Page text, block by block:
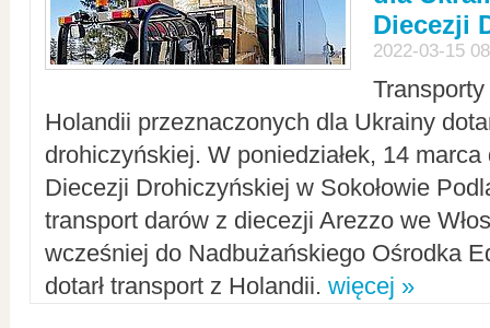
Diecezji
2022-03-15
Holandii przeznaczonych dla Ukrainy
drohiczyńskiej. W poniedziałek, 14
Diecezji Drohiczyńskiej w Sokołowie
transport darów z diecezji Arezzo we
wcześniej do Nadbużańskiego Ośrodka
dotarł transport z Holandii. więcej »